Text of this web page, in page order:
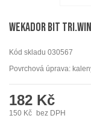
WEKADOR Bit
Kód skladu 030567
Povrchová úprava:
182 Kč
150 Kč bez DPH